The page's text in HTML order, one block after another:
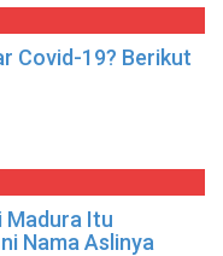
Covid-19? Berikut
Madura Itu
Nama Aslinya